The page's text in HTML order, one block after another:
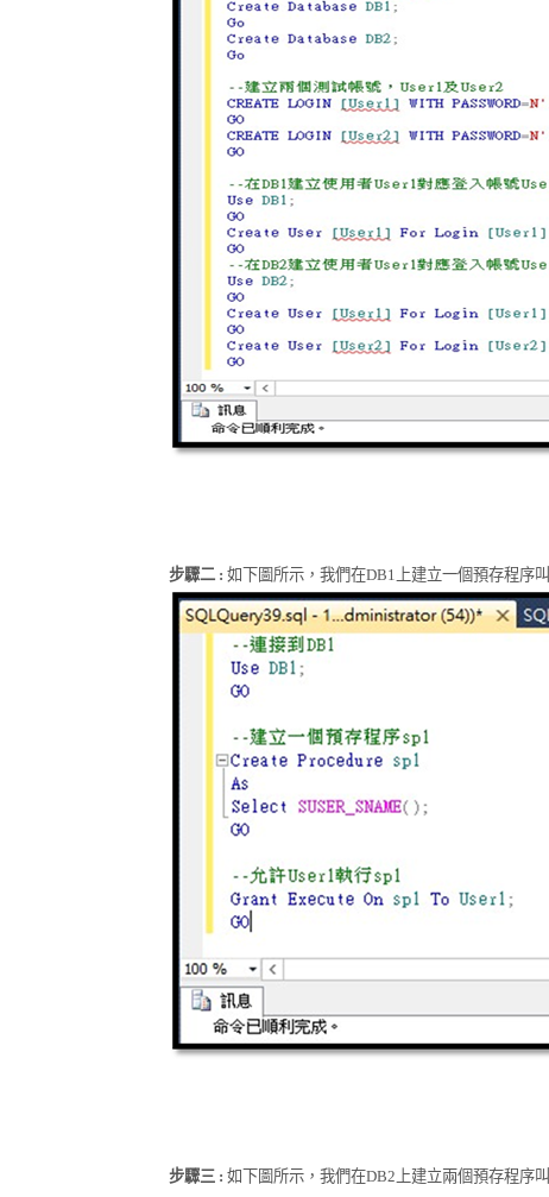
步驟二 : 如下圖所示，我們在DB1 上建立一個預存程序叫
步驟三 : 如下圖所示，我們在DB2 上建立兩個預存程序叫